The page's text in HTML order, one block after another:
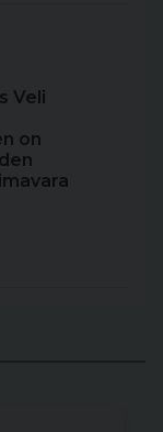
Veli
on